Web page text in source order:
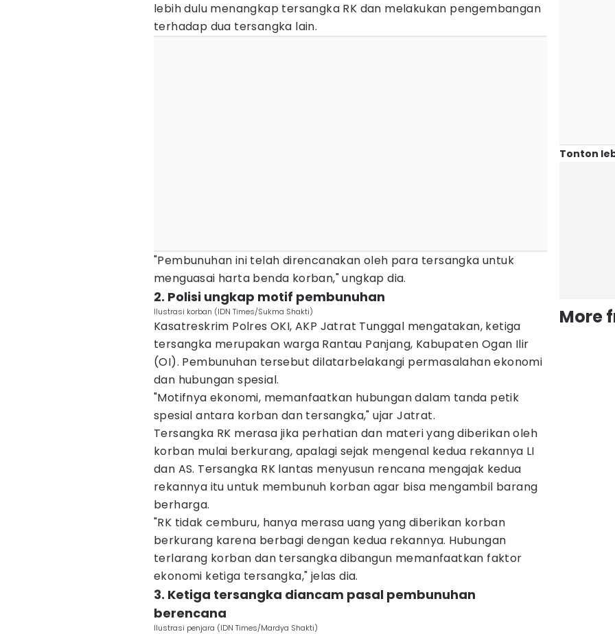
lebih dulu menangkap tersangka RK dan melakukan pengembangan
terhadap dua tersangka lain.
"Pembunuhan ini telah direncanakan oleh para tersangka untuk
menguasai harta benda korban," ungkap dia.
2. Polisi ungkap motif pembunuhan
Ilustrasi korban (IDN Times/Sukma Shakti)
Kasatreskrim Polres OKI, AKP Jatrat Tunggal mengatakan, ketiga
tersangka merupakan warga Rantau Panjang, Kabupaten Ogan Ilir
(OI). Pembunuhan tersebut dilatarbelakangi permasalahan ekonomi
dan hubungan spesial.
"Motifnya ekonomi, memanfaatkan hubungan dalam tanda petik
spesial antara korban dan tersangka," ujar Jatrat.
Tersangka RK merasa jika perhatian dan materi yang diberikan oleh
korban mulai berkurang, apalagi sejak mengenal kedua rekannya LI
dan AS. Tersangka RK lantas menyusun rencana mengajak kedua
rekannya itu untuk membunuh korban agar bisa mengambil barang
berharga.
"RK tidak cemburu, hanya merasa uang yang diberikan korban
berkurang karena berbagi dengan kedua rekannya. Hubungan
terlarang korban dan tersangka dibangun memanfaatkan faktor
ekonomi ketiga tersangka," jelas dia.
3. Ketiga tersangka diancam pasal pembunuhan
berencana
Ilustrasi penjara (IDN Times/Mardya Shakti)
Tonton
More